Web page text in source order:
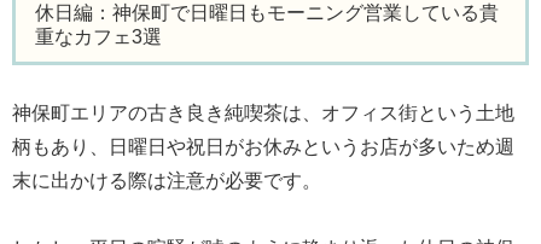
休日編：神保町で日曜日もモーニング営業している貴
重なカフェ3選
神保町エリアの古き良き純喫茶は、オフィス街という土地
柄もあり、日曜日や祝日がお休みというお店が多いため週
末に出かける際は注意が必要です。